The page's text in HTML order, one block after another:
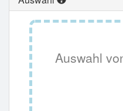
Auswahl